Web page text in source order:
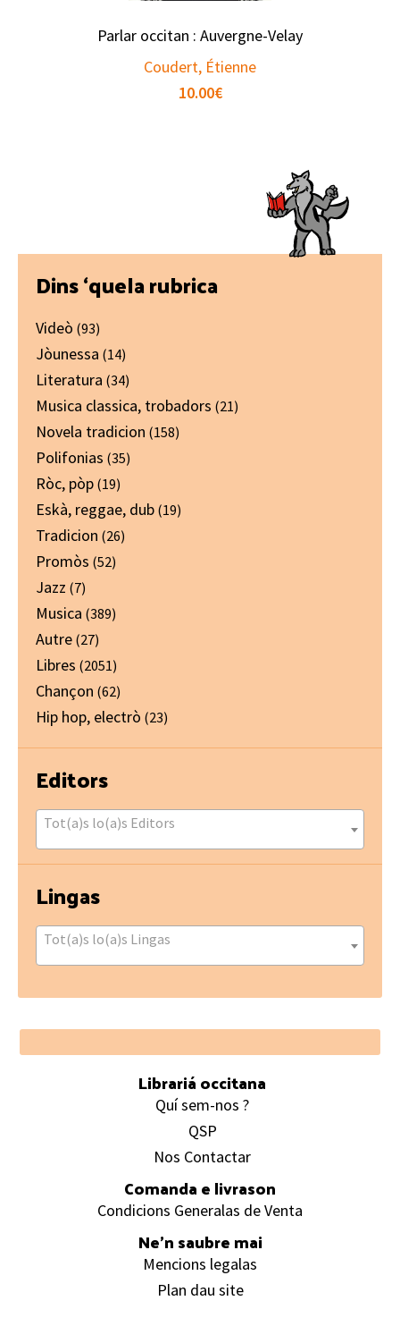
Parlar occitan : Auvergne-Velay
Coudert, Étienne
10.00€
Primary
Sidebar
Dins ‘quela rubrica
Videò (93)
Jòunessa (14)
Literatura (34)
Musica classica, trobadors (21)
Novela tradicion (158)
Polifonias (35)
Ròc, pòp (19)
Eskà, reggae, dub (19)
Tradicion (26)
Promòs (52)
Jazz (7)
Musica (389)
Autre (27)
Libres (2051)
Chançon (62)
Hip hop, electrò (23)
Editors
Tot(a)s lo(a)s Editors
Lingas
Tot(a)s lo(a)s Lingas
Footer
Librariá occitana
Quí sem-nos ?
QSP
Nos Contactar
Comanda e livrason
Condicions Generalas de Venta
Ne’n saubre mai
Mencions legalas
Plan dau site